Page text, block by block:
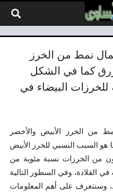
نمط من الخرز
كما في الشكل
للخرزات البيضاء في
من الخرز الأبيض والأخضر
هو السبب النسبي للخرز الأبيض
من الخرزات نسبة مئوية من
القلادة، وفي السطور التالية
وسنتعرف على أهم المعلومات